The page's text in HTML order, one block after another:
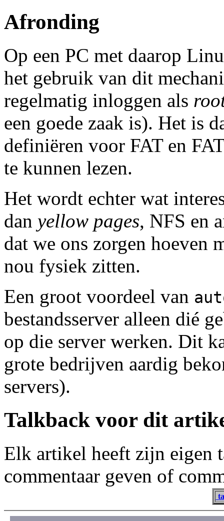
Afronding
Op een PC met daarop
het gebruik van dit
regelmatig inloggen als
een goede zaak is). Het is
definiëren voor FAT en
te kunnen lezen.
Het wordt echter wat
dan yellow pages, NFS en
dat we ons zorgen hoeven
nou fysiek zitten.
Een groot voordeel van
bestandsserver alleen dié
op die server werken. Dit
grote bedrijven aardig
servers).
Talkback voor dit
Elk artikel heeft zijn eigen
commentaar geven of